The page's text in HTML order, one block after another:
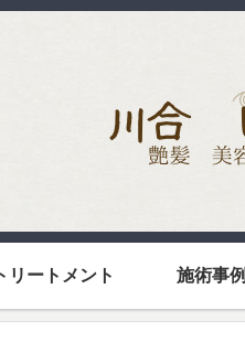
リートメント 施術事例